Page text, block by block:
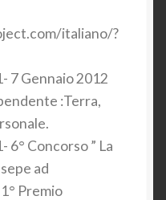
italiano/?
7 Gennaio 2012
:Terra,
6° Concorso ” La
ad
Premio